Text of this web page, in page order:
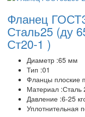
Фланец
Сталь25 (ду
Ст20-1 )
Диаметр :65 мм
Тип :01
Фланцы плоские
Материал :Сталь
Давление :6-25
Уплотнительная